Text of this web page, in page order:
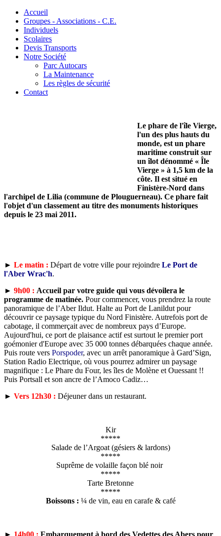
Accueil
Groupes - Associations - C.E.
Individuels
Scolaires
Devis Transports
Notre Société
Parc Autocars
La Maintenance
Les règles de sécurité
Contact
Le phare de l'île Vierge,
l'un des plus hauts du
monde, est un phare
maritime construit sur
un îlot dénommé « Île
Vierge » à 1,5 km de la
côte. Il est situé en
Finistère-Nord dans
l'archipel de Lilia (commune de Plouguerneau). Ce phare fait
l'objet d'un classement au titre des monuments historiques
depuis le 23 mai 2011.
► Le matin : Départ de votre ville pour rejoindre Le Port de
l'Aber Wrac'h.
► 9h00 : Accueil par votre guide qui vous dévoilera le
programme de matinée. Pour commencer, vous prendrez la route
panoramique de l’Aber Ildut. Halte au Port de Lanildut pour
découvrir ce paysage typique du Nord Finistère. Autrefois port de
cabotage, il commerçait avec de nombreux pays d’Europe.
Aujourd'hui, ce port de plaisance actif est surtout le premier port
goémonier d'Europe avec 35 000 tonnes débarquées chaque année.
Puis route vers Porspoder, avec un arrêt panoramique à Gard’Sign,
Station Radio Electrique, où vous pourrez admirer un paysage
magnifique : Le Phare du Four, les îles de Molène et Ouessant !!
Puis Portsall et son ancre de l’Amoco Cadiz…
► Vers 12h30 : Déjeuner dans un restaurant.
Kir
*****
Salade de l’Argoat (gésiers & lardons)
*****
Suprême de volaille façon blé noir
*****
Tarte Bretonne
*****
Boissons : ¼ de vin, eau en carafe & café
► 14h00 : Embarquement à bord des Vedettes des Abers pour